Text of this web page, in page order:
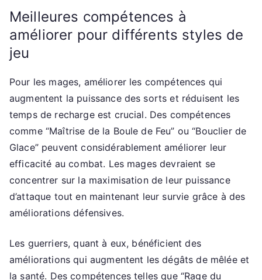
Meilleures compétences à
améliorer pour différents styles de
jeu
Pour les mages, améliorer les compétences qui
augmentent la puissance des sorts et réduisent les
temps de recharge est crucial. Des compétences
comme “Maîtrise de la Boule de Feu” ou “Bouclier de
Glace” peuvent considérablement améliorer leur
efficacité au combat. Les mages devraient se
concentrer sur la maximisation de leur puissance
d’attaque tout en maintenant leur survie grâce à des
améliorations défensives.
Les guerriers, quant à eux, bénéficient des
améliorations qui augmentent les dégâts de mêlée et
la santé. Des compétences telles que “Rage du